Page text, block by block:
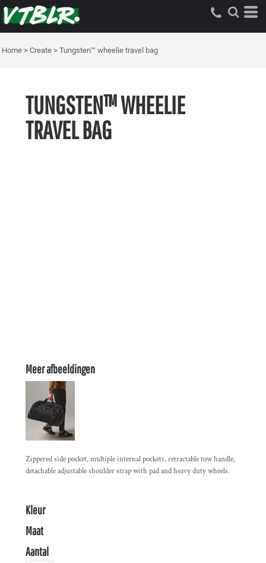
Home > Create > Tungsten™ wheelie travel bag
TUNGSTEN™ WHEELIE
TRAVEL BAG
Meer afbeeldingen
Zippered side pocket, multiple internal pockets, retractable tow handle,
detachable adjustable shoulder strap with pad and heavy duty wheels.
Kleur
Maat
Aantal